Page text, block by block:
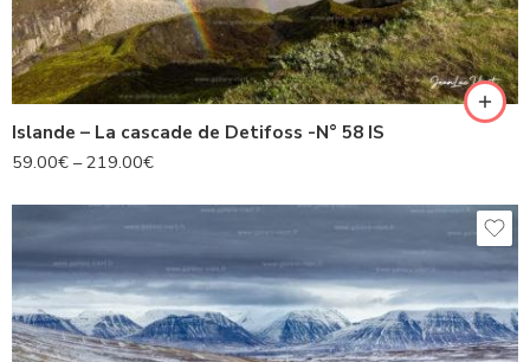
Islande – La cascade de Detifoss -N° 58 IS
59.00€ –219.00€